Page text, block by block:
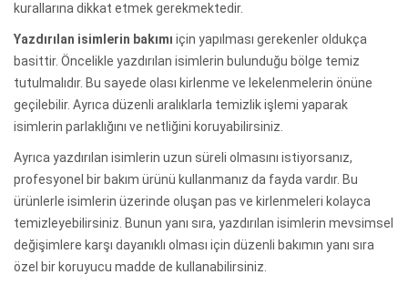
kurallarına dikkat etmek gerekmektedir.
Yazdırılan isimlerin bakımı için yapılması gerekenler oldukça
basittir. Öncelikle yazdırılan isimlerin bulunduğu bölge temiz
tutulmalıdır. Bu sayede olası kirlenme ve lekelenmelerin önüne
geçilebilir. Ayrıca düzenli aralıklarla temizlik işlemi yaparak
isimlerin parlaklığını ve netliğini koruyabilirsiniz.
Ayrıca yazdırılan isimlerin uzun süreli olmasını istiyorsanız,
profesyonel bir bakım ürünü kullanmanız da fayda vardır. Bu
ürünlerle isimlerin üzerinde oluşan pas ve kirlenmeleri kolayca
temizleyebilirsiniz. Bunun yanı sıra, yazdırılan isimlerin mevsimsel
değişimlere karşı dayanıklı olması için düzenli bakımın yanı sıra
özel bir koruyucu madde de kullanabilirsiniz.